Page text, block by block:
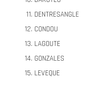
DENTRESANGLE
CONDOU
LAGOUTE
GONZALES
LEVEQUE